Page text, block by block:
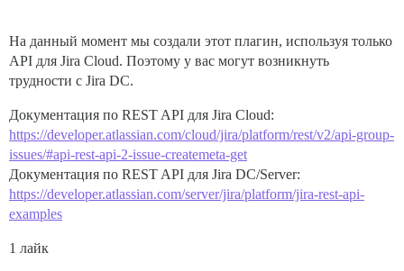
На данный момент мы создали этот плагин, используя только
API для Jira Cloud. Поэтому у вас могут возникнуть
трудности с Jira DC.
Документация по REST API для Jira Cloud:
https://developer.atlassian.com/cloud/jira/platform/rest/v2/api-group-
issues/#api-rest-api-2-issue-createmeta-get
Документация по REST API для Jira DC/Server:
https://developer.atlassian.com/server/jira/platform/jira-rest-api-
examples
1 лайк